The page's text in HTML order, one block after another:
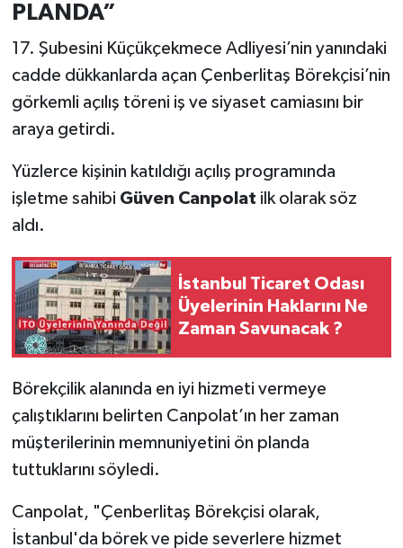
PLANDA”
17. Şubesini Küçükçekmece Adliyesi’nin yanındaki
cadde dükkanlarda açan Çenberlitaş Börekçisi’nin
görkemli açılış töreni iş ve siyaset camiasını bir
araya getirdi.
Yüzlerce kişinin katıldığı açılış programında
işletme sahibi Güven Canpolat ilk olarak söz
aldı.
İstanbul Ticaret Odası
Üyelerinin Haklarını Ne
Zaman Savunacak ?
Börekçilik alanında en iyi hizmeti vermeye
çalıştıklarını belirten Canpolat’ın her zaman
müşterilerinin memnuniyetini ön planda
tuttuklarını söyledi.
Canpolat, "Çenberlitaş Börekçisi olarak,
İstanbul'da börek ve pide severlere hizmet